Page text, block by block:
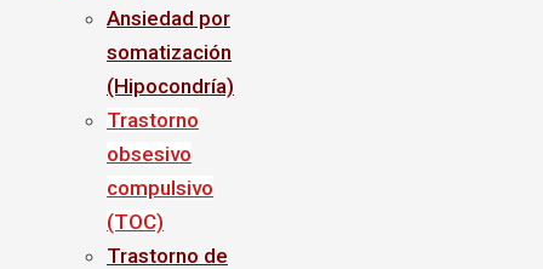
Ansiedad por
somatización
(Hipocondría)
Trastorno
obsesivo
compulsivo
(TOC)
Trastorno de